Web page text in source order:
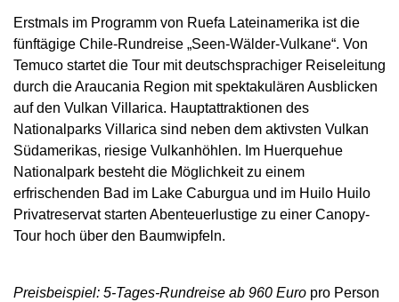
Erstmals im Programm von Ruefa Lateinamerika ist die
fünftägige Chile-Rundreise „Seen-Wälder-Vulkane“. Von
Temuco startet die Tour mit deutschsprachiger Reiseleitung
durch die Araucania Region mit spektakulären Ausblicken
auf den Vulkan Villarica. Hauptattraktionen des
Nationalparks Villarica sind neben dem aktivsten Vulkan
Südamerikas, riesige Vulkanhöhlen. Im Huerquehue
Nationalpark besteht die Möglichkeit zu einem
erfrischenden Bad im Lake Caburgua und im Huilo Huilo
Privatreservat starten Abenteuerlustige zu einer Canopy-
Tour hoch über den Baumwipfeln.
Preisbeispiel: 5-Tages-Rundreise ab 960 Euro pro Person